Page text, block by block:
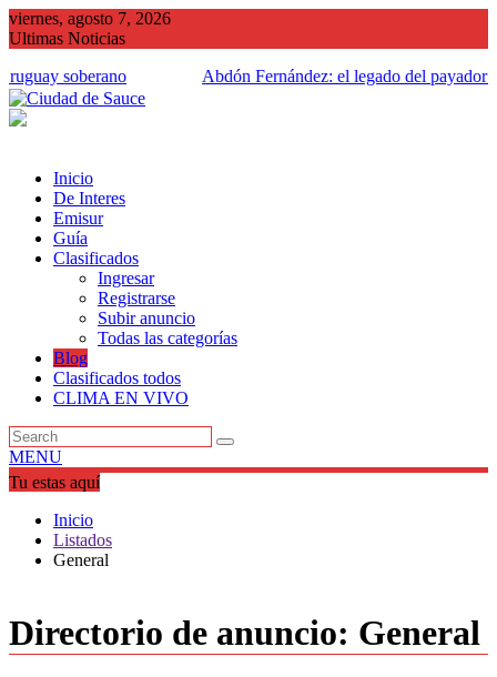
Saltar
al
viernes, agosto 7, 2026
Ultimas Noticias
soberano
Abdón Fernández: el legado del payador que
Inicio
De Interes
Emisur
Guía
Clasificados
Ingresar
Registrarse
Subir anuncio
Todas las categorías
Blog
Clasificados todos
CLIMA EN VIVO
MENU
Tu estas aquí
Inicio
Listados
General
Directorio de anuncio: General